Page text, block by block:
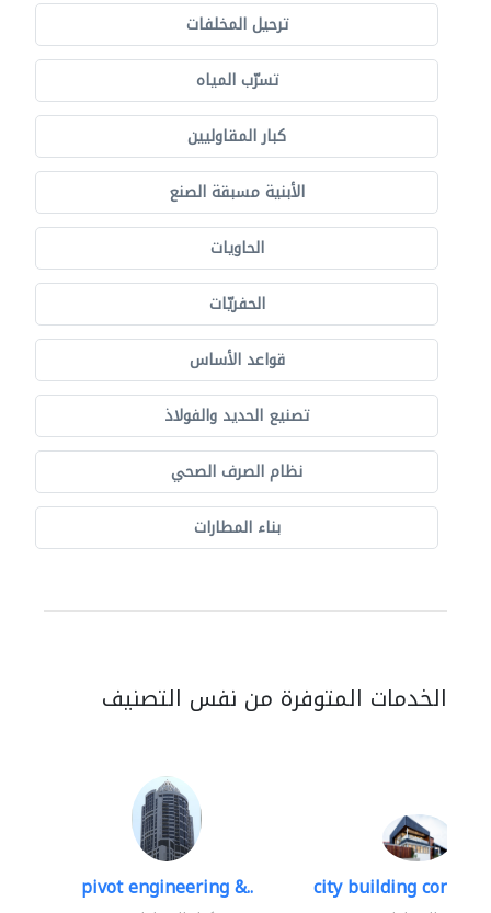
ترحيل المخلفات
تسرّب المياه
كبار المقاوليين
الأبنية مسبقة الصنع
الحاويات
الحفريّات
قواعد الأساس
تصنيع الحديد والفولاذ
نظام الصرف الصحي
بناء المطارات
الخدمات المتوفرة من نفس التصنيف
pivot engineering &.. city building